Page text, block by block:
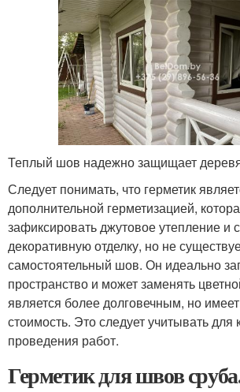
Теплый шов надежно защищает
Следует понимать, что герметик
дополнительной герметизацией,
зафиксировать джутовое утепление и
декоративную отделку, но не
самостоятельный шов. Он идеально
пространство и может заменять
является более долговечным, но
стоимость. Это следует учитывать для
проведения работ.
Герметик для швов